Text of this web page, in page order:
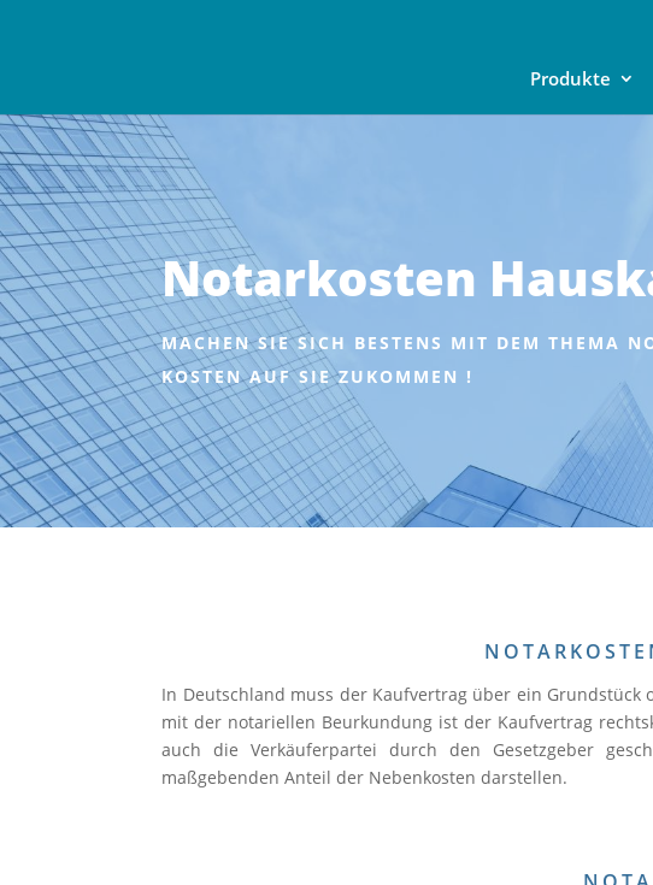
Produkte
Notarkosten
MACHEN SIE SICH BESTENS MIT DEM THEMA
KOSTEN AUF SIE ZUKOMMEN !
In Deutschland muss der Kaufvertrag über ein
mit der notariellen Beurkundung ist der Kaufvertrag
auch die Verkäuferpartei durch den Gesetzgeber
maßgebenden Anteil der Nebenkosten darstellen.